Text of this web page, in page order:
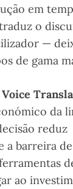
em
o
—
de gama
Voice
da
reduz
a barreira
ao